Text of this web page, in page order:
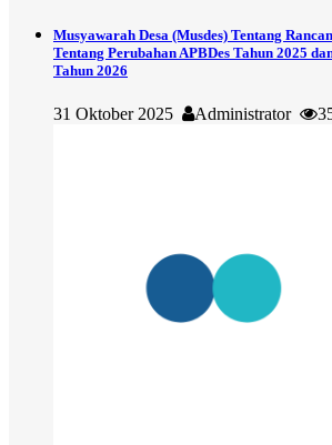
Musyawarah Desa (Musdes) Tentang
Tentang Perubahan APBDes Tahun 2025
Tahun 2026
31 Oktober 2025 Administrator